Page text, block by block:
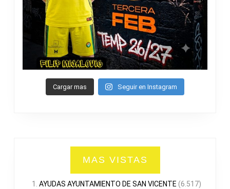
Cargar mas Seguir en Instagram
MAS VISTAS
AYUDAS AYUNTAMIENTO DE SAN VICENTE (6.517)